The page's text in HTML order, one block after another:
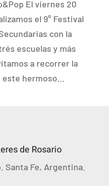
El viernes 20
el 9° Festival
con la
escuelas y más
a recorrer la
hermoso...
de Rosario
Santa Fe, Argentina.